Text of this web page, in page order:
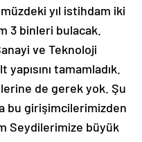
yıl istihdam iki
3 binleri bulacak.
ve Teknoloji
yapısını tamamladık.
de gerek yok. Şu
bu girişimcilerimizden
Seydilerimize büyük